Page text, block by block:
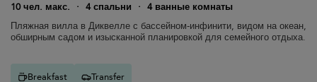
10 чел. макс.
· 4 спальни · 4 ванные комнаты
Пляжная вилла в Диквелле с бассейном-инфинити, видом на океан,
обширным садом и изысканной планировкой для семейного отдыха.
Breakfast Transfer